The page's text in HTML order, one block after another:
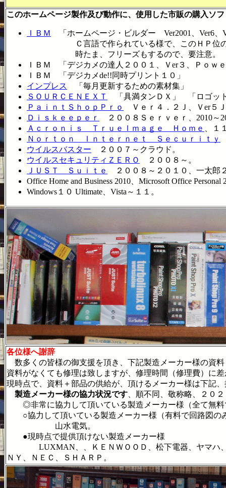
このホームページ製作及び動作に、使用した市販の購入ソフ
ＩＢＭ
「ホームページ・ビルダー Ver2001、Ver6、
Ｃ言語で作られている様で、このＨＰ位の容
時たま、フリーズもするので、要注意。
ＩＢＭ 「デジカメの達人２００１、Ｖer３、Ｐｏｗ
ＩＢＭ 「デジカメde!!同時プリント１０」
インプレス
「毎月更新するための素材集」
ＳＯＵＲＣＥＮＥＸＴ
「具満タンＤＸ」 「ロゴッ
ＰａｉｎｔＳｈｏｐＰｒｏ
Ｖｅｒ４．２Ｊ、Ｖer５
Ｄｉｓｋｅｅｐｅｒ
２００８Ｓｅｒｖｅｒ、2010～
Ａｃｒｏｎｉｓ ＴｒｕｅＩｍａｇｅ Ｈｏｍｅ
、１
Ｎｏｒｔｏｎ Ｉｎｔｅｒｎｅｔ Ｓｅｃｕｒｉｔｙ
ウイルスバスター ２００７～クラウド。
ウイルスセキュリティＺＥＲＯ
２００８～。
ＪＵＳＴ Ｓｕｉｔｅ
２００８～２０１０、一太郎
Office Home and Business 2010、Microsoft Office Personal
Windows１０ Ultimate、Vista～１１。
各位様へ謝辞
数多くの皆様の御支援を頂き、下記製造メーカー様の資
資料がなくても修理は致しますが、修理時間（修理費）に
現時点で、資料＋部品の供給が、頂けるメーカー様は下記
製造メーカー様の協力状況です 、順不同、敬称略、２０
◎非常に協力して頂いている製造メーカー様（全て無料
○協力して頂いている製造メーカー様（有料で回路図の
山水電気。
●現時点で提供頂けない製造メーカー様
LUXMAN、、ＫＥＮＷＯＯＤ、松下電器、ヤマハ、ナ
ＮＹ、ＮＥＣ、ＳＨＡＲＰ。